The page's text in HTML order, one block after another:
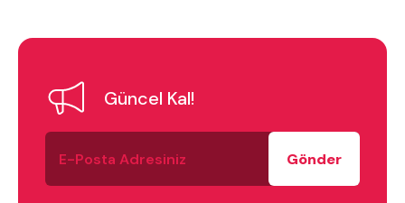
Güncel Kal!
E-
Posta
Adresiniz